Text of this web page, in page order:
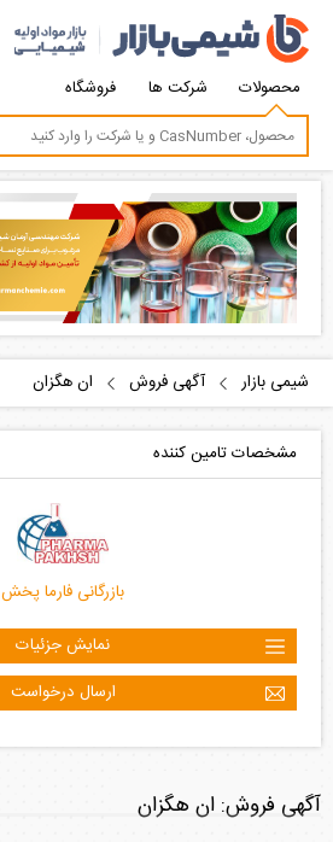
محصولات شرکت ها فروشگاه
شیمی بازار آگهی فروش ان هگزان
بازرگانی فارما پخش
نمایش جزئیات
ارسال درخواست
آگهی فروش: ان هگزان